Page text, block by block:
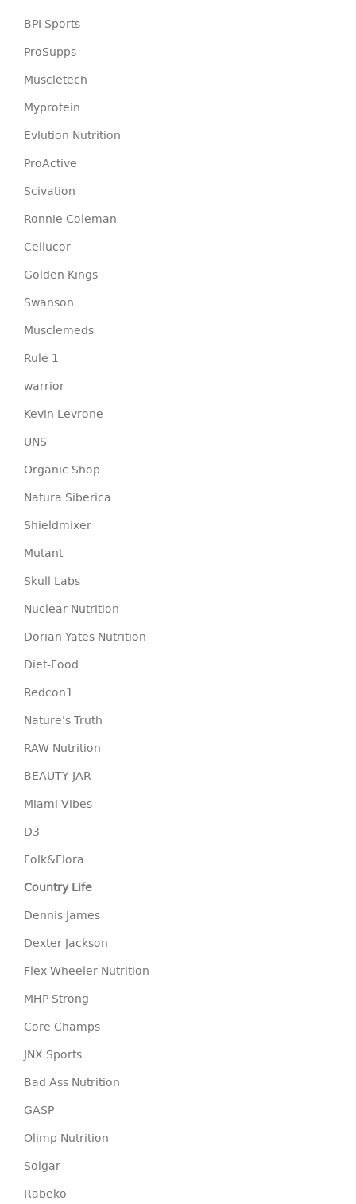
BPI Sports
ProSupps
Muscletech
Myprotein
Evlution Nutrition
ProActive
Scivation
Ronnie Coleman
Cellucor
Golden Kings
Swanson
Musclemeds
Rule 1
warrior
Kevin Levrone
UNS
Organic Shop
Natura Siberica
Shieldmixer
Mutant
Skull Labs
Nuclear Nutrition
Dorian Yates Nutrition
Diet-Food
Redcon1
Nature's Truth
RAW Nutrition
BEAUTY JAR
Miami Vibes
D3
Folk&Flora
Country Life
Dennis James
Dexter Jackson
Flex Wheeler Nutrition
MHP Strong
Core Champs
JNX Sports
Bad Ass Nutrition
GASP
Olimp Nutrition
Solgar
Rabeko